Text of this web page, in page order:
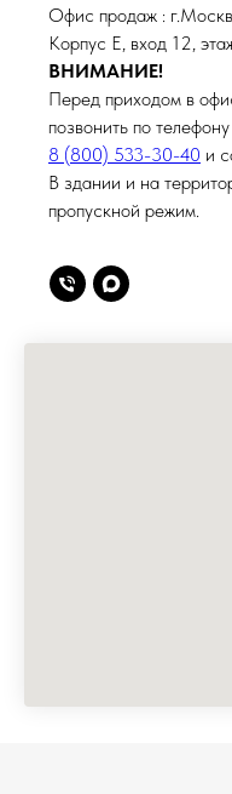
Офис продаж :
Корпус Е, вход 12,
ВНИМАНИЕ!
Перед приходом в
позвонить по телефону
8 (800) 533-30-40 и
В здании и на
пропускной режим.